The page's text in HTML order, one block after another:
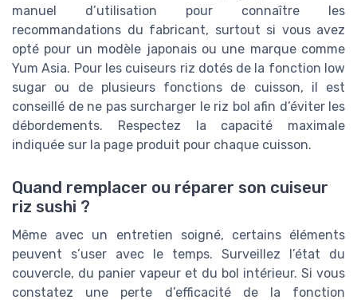
manuel d’utilisation pour connaître les
recommandations du fabricant, surtout si vous avez
opté pour un modèle japonais ou une marque comme
Yum Asia. Pour les cuiseurs riz dotés de la fonction low
sugar ou de plusieurs fonctions de cuisson, il est
conseillé de ne pas surcharger le riz bol afin d’éviter les
débordements. Respectez la capacité maximale
indiquée sur la page produit pour chaque cuisson.
Quand remplacer ou réparer son cuiseur
riz sushi ?
Même avec un entretien soigné, certains éléments
peuvent s’user avec le temps. Surveillez l’état du
couvercle, du panier vapeur et du bol intérieur. Si vous
constatez une perte d’efficacité de la fonction